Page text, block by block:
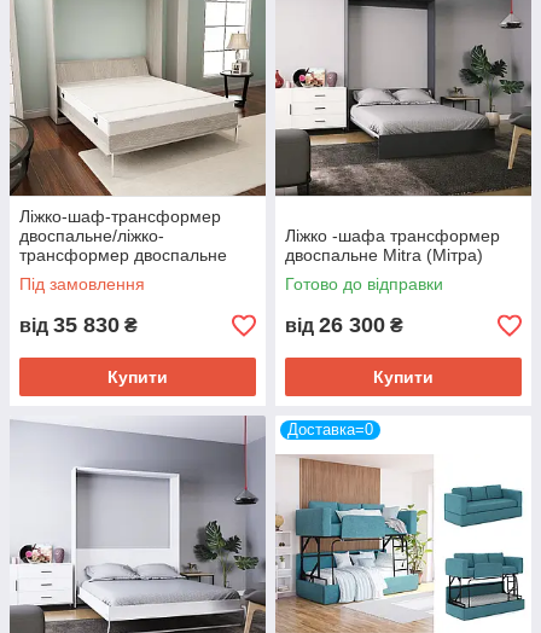
Ліжко-шаф-трансформер
двоспальне/ліжко-
трансформер двоспальне
Під замовлення
від 35 830 ₴
Купити
Ліжко -шафа трансформер
двоспальне Mitra (Мітра)
Готово до відправки
від 26 300 ₴
Купити
Доставка=0